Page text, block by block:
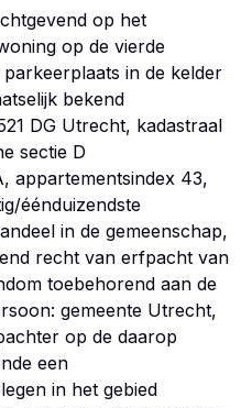
op het
op de vierde
in de kelder
bekend
DG Utrecht, kadastraal
sectie D
appartementsindex 43,
éénduizendste
in de gemeenschap,
recht van erfpacht van
toebehorend aan de
gemeente Utrecht,
op de daarop
een
in het gebied